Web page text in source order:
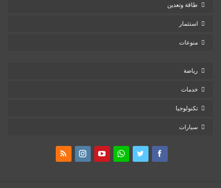
طاقة وتعدين
استثمار
منوعات
رياضة
خدمات
تكنولوجيا
سيارات